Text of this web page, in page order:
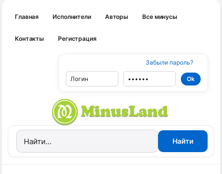
Главная Исполнители Авторы Все минусы
Контакты Регистрация
Забыли пароль?